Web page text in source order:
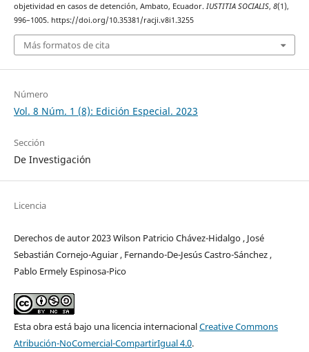
objetividad en casos de detención, Ambato, Ecuador. IUSTITIA SOCIALIS, 8(1),
996–1005. https://doi.org/10.35381/racji.v8i1.3255
Más formatos de cita
Número
Vol. 8 Núm. 1 (8): Edición Especial. 2023
Sección
De Investigación
Licencia
Derechos de autor 2023 Wilson Patricio Chávez-Hidalgo , José
Sebastián Cornejo-Aguiar , Fernando-De-Jesús Castro-Sánchez ,
Pablo Ermely Espinosa-Pico
Esta obra está bajo una licencia internacionalCreative Commons
Atribución-NoComercial-CompartirIgual 4.0.